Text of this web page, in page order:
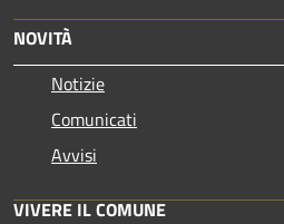
NOVITÀ
Notizie
Comunicati
Avvisi
VIVERE IL COMUNE